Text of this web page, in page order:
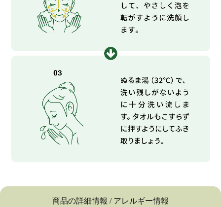
商品の詳細情報 / アレルギー情報